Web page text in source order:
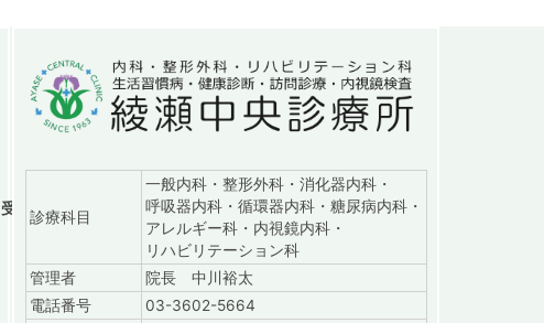
受付時間：診察日9:00～18:15（土は16:45、日は12:15まで）
診療科目
一般内科・整形外科・消化器内科・
呼吸器内科・循環器内科・糖尿病内科・
アレルギー科・内視鏡内科・
リハビリテーション科
管理者
院長 中川裕太
電話番号
03-3602-5664